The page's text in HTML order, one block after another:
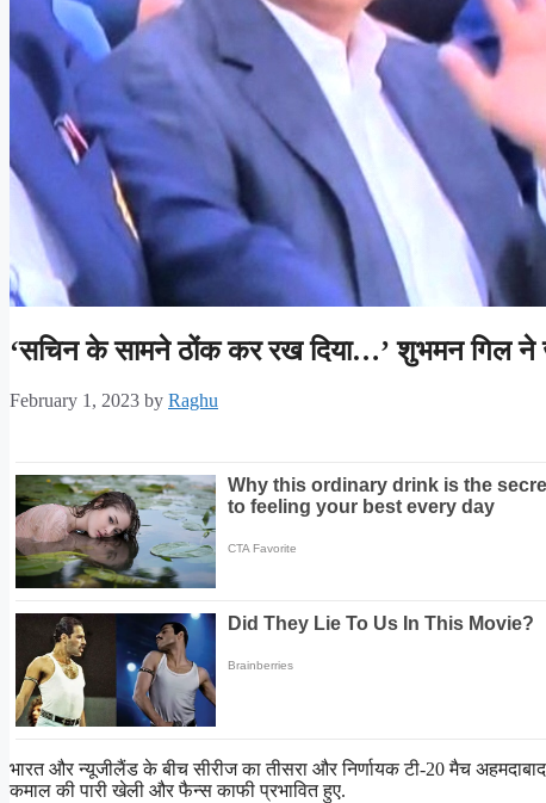
‘सचिन के सामने ठोंक कर रख दिया…’ शुभमन गिल ने
February 1, 2023 by Raghu
भारत और न्यूजीलैंड के बीच सीरीज का तीसरा और निर्णायक टी-20 मैच
कमाल की पारी खेली और फैन्स काफी प्रभावित हुए.